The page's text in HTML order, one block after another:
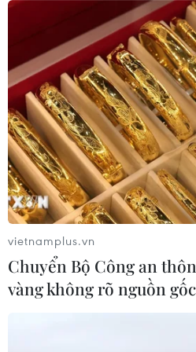
06/08/2026 06:23
Anh công bố kết quả điều
đầu vụ đâm dao ở trung
06/08/2026 06:00
Ba Lan thảo luận việc thành
cứ quân sự thường trực với
06/08/2026 00:06
Liên hợp quốc: Xung đột
vietnamplus.vn
Chuyển Bộ Công an
vàng không rõ nguồn gốc